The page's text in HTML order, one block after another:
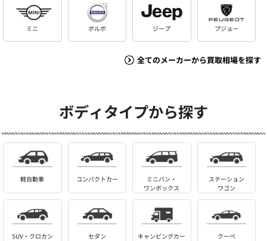
ミニ ボルボ ジープ プジョー
全てのメーカーから買取相場を探す
ボディタイプから探す
軽自動車 コンパクトカー
ミニバン・
ワンボックス
ステーション
ワゴン
SUV・クロカン セダン キャンピングカー クーペ